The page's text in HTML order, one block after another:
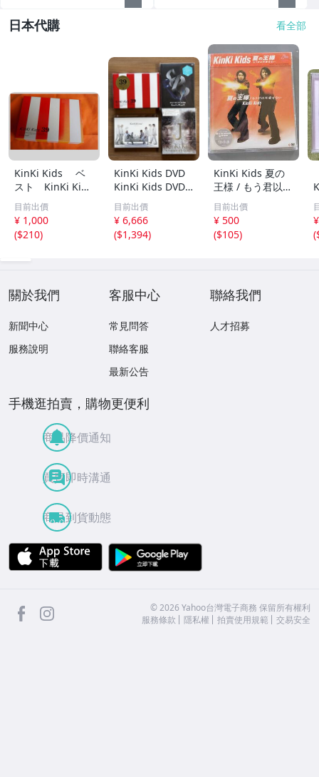
日本代購 看全部
KinKi Kids ベ
スト KinKi Kids
10th Anniversar
y Best 39 very m
uch 初回限定盤 3
CD+DVD+ブック
目前出價
¥ 1,000
($210)
KinKi Kids DVD
KinKi Kids DVD 4
点セット Φ.39.Ki
nKiKiss2等
目前出價
¥ 6,666
($1,394)
KinKi Kids 夏の
王様 / もう君以外
愛せない シング
ル /CD /JECN-001
1/A1202
目前出價
¥ 500
($105)
(
關於我們
新聞中心
服務說明
客服中心
常見問答
聯絡客服
最新公告
聯絡我們
人才招募
手機逛拍賣，購物更便利
商品降價通知
買賣即時溝通
商品到貨動態
APP Store
facebook ©2026 Yahoo台灣電子商務 保留所有權利
服務條款
隱私權 拍賣使用規範 交易安全